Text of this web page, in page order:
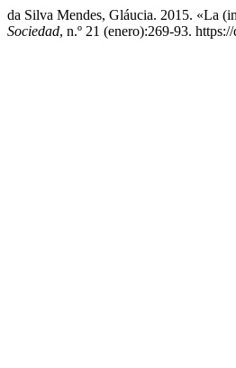
da Silva Mendes, Gláucia. 2015. «La
Sociedad, n.º 21 (enero):269-93.